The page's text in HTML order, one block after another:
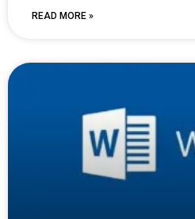
READ MORE »